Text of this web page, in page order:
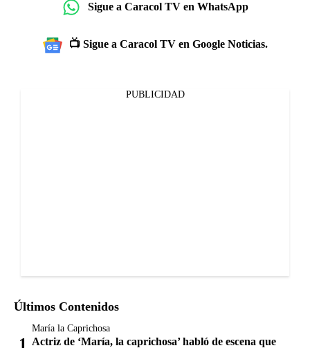
Sigue a Caracol TV en WhatsApp
📺 Sigue a Caracol TV en Google Noticias.
PUBLICIDAD
Últimos Contenidos
María la Caprichosa
Actriz de ‘María, la caprichosa’ habló de escena que